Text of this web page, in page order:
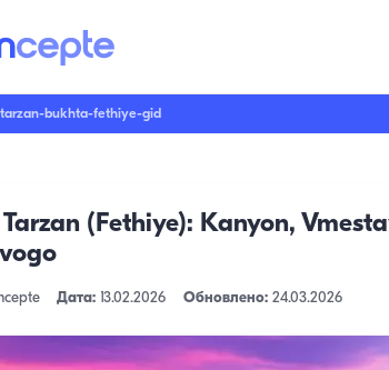
tarzan-bukhta-fethiye-gid
(Fethiye): Kanyon,
Дата: 13.02.2026 Обновлено: 24.03.2026